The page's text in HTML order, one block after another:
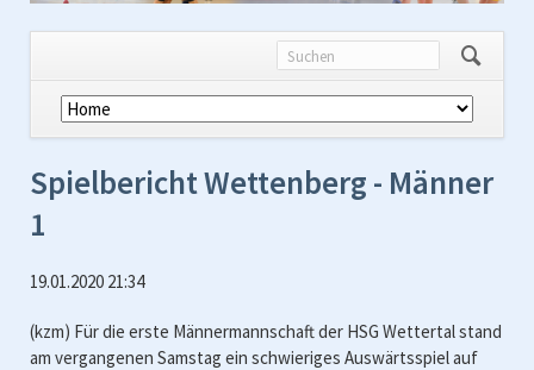
Navigation
überspringen
Spielbericht Wettenberg - Männer
1
19.01.2020 21:34
(kzm) Für die erste Männermannschaft der HSG Wettertal stand
am vergangenen Samstag ein schwieriges Auswärtsspiel auf